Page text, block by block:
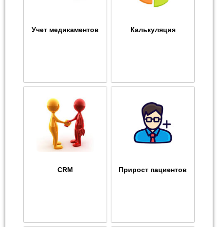
Учет медикаментов Калькуляция
CRM Прирост пациентов